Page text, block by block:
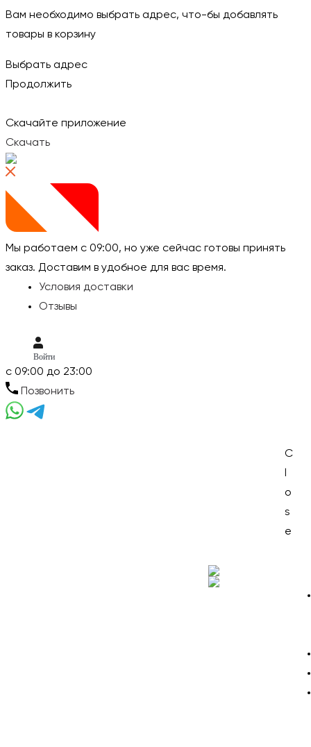
Вам необходимо выбрать адрес, что-бы добавлять
товары в корзину
Выбрать адрес
Продолжить
Скачайте приложение
Скачать
Мы работаем с 09:00, но уже сейчас готовы принять
заказ. Доставим в удобное для вас время.
Условия доставки
Отзывы
Войти
c 09:00 до 23:00
Позвонить
C
o
s
e